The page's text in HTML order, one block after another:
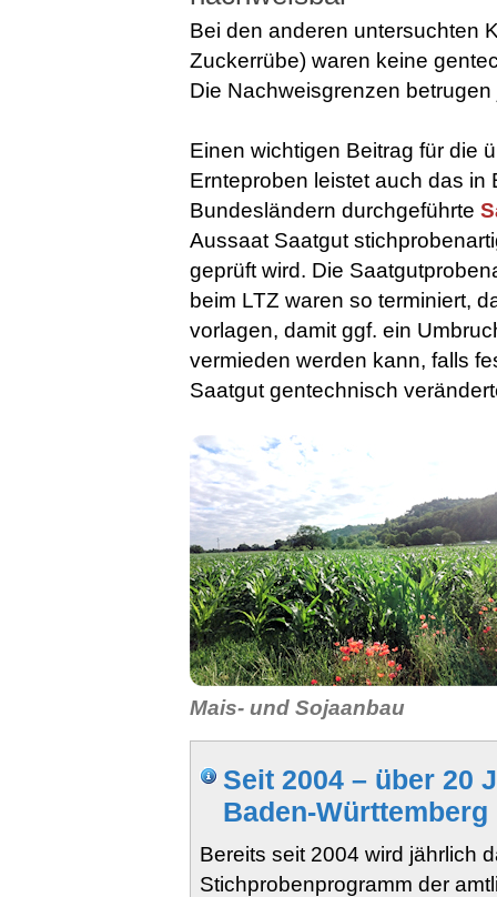
Bei den anderen untersuchten
Zuckerrübe) waren keine
Die Nachweisgrenzen
Einen wichtigen Beitrag für die
Ernteproben leistet auch das
Bundesländern durchgeführte
Aussaat Saatgut
geprüft wird. Die
beim LTZ waren so terminiert,
vorlagen, damit ggf. ein
vermieden werden kann, falls
Saatgut gentechnisch
Mais- und Sojaanbau
Seit 2004 – über 20
Baden-Württemberg
Bereits seit 2004 wird jährlich
Stichprobenprogramm der